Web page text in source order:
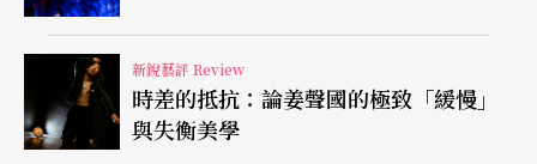
著，文化位階上的優勢多少共構了「地下文化登上
劇院」的殊榮，也多少成為了作品的挑戰與阻礙。
進一步來說，《Judy秀》要如何在握有文化優勢這
個無可厚非的事實上，有意識地創造更多有效的對
新銳藝評 Review
時差的抵抗：論姜聲國的極致「緩慢」
與失衡美學